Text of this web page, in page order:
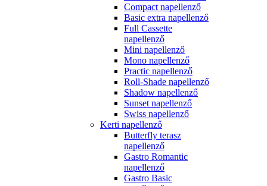
Compact napellenző
Basic extra napellenző
Full Cassette
napellenző
Mini napellenző
Mono napellenző
Practic napellenző
Roll-Shade napellenző
Shadow napellenző
Sunset napellenző
Swiss napellenző
Kerti napellenző
Butterfly terasz
napellenző
Gastro Romantic
napellenző
Gastro Basic